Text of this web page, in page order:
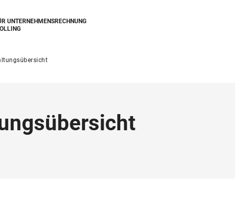
UNTERNEHMENSRECHNUNG